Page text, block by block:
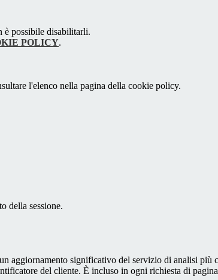
è possibile disabilitarli.
POLICY.
l'elenco nella pagina della cookie policy.
della sessione.
aggiornamento significativo del servizio di analisi
del cliente. È incluso in ogni richiesta di